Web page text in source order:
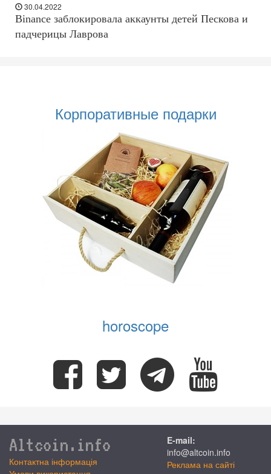
30.04.2022
Binance заблокировала аккаунты детей Пескова и
падчерицы Лаврова
Корпоративные подарки
horoscope
Altcoin.info
Контактна інформація
E-mail:
info@altcoin.info
Реклама на сайті